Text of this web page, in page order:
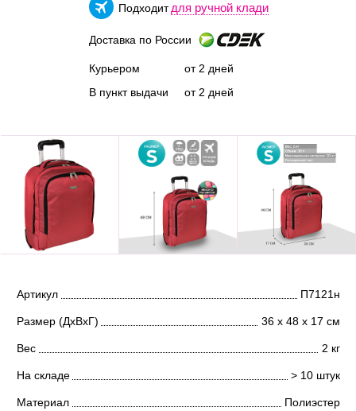
Подходит для ручной клади
Доставка по России
Курьером
В пункт выдачи
от 2 дней
от 2 дней
Артикул П7121н
Размер (ДхВхГ) 36 х 48 х 17 см
Вес 2 кг
На складе > 10 штук
Материал Полиэстер